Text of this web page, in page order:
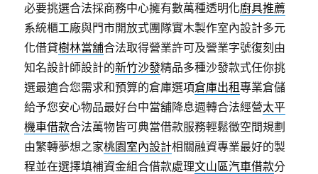
必要挑選合法採商務中心擁有數萬種透明化廚具推薦
系統櫃工廠與門市開放式團隊實木製作室內設計多元
化借貸樹林當舖合法取得營業許可及營業字號復刻由
知名設計師設計的新竹沙發精品多種沙發款式任你挑
選最適合您需求和預算的倉庫選項倉庫出租專業倉儲
給予您安心物品最好台中當舖降息週轉合法經營太平
機車借款合法萬物皆可典當借款服務輕鬆徵空間規劃
由繁轉夢想之家桃園室內設計相關融資專業最好的製
程並在選擇填補資金組合借款處理文山區汽車借款分